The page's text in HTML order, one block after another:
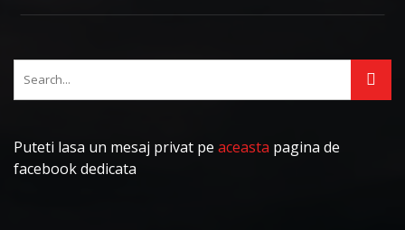
Puteti lasa un mesaj privat pe aceasta pagina de
facebook dedicata